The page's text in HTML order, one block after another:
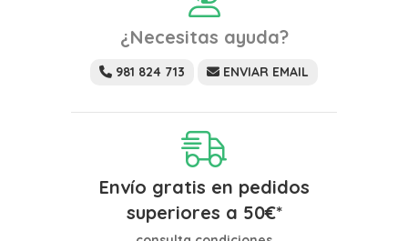
¿Necesitas ayuda?
981 824 713 ENVIAR EMAIL
Envío gratis en pedidos
superiores a 50€*